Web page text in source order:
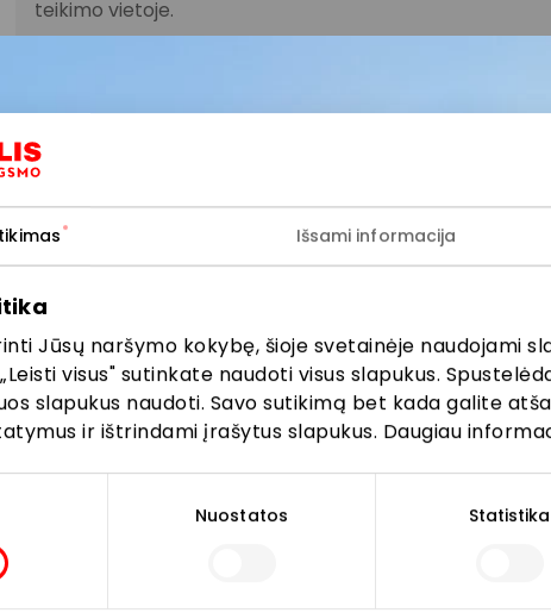
Išsami informacija
Jūsų naršymo kokybę, šioje svetainėje naudojami
visus" sutinkate naudoti visus slapukus.
slapukus naudoti. Savo sutikimą bet kada galite
ir ištrindami įrašytus slapukus. Daugiau
Nuostatos Statistika
teikimo vietoje.
Prisijunkite prie mūsų
Pirmieji sužinokite apie geriausius pasiūlymus, renginius ir